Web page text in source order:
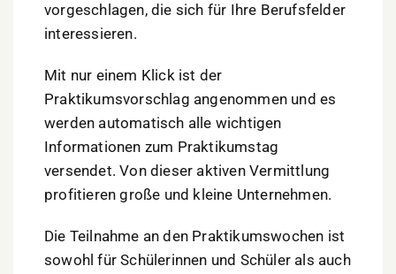
vorgeschlagen, die sich für Ihre Berufsfelder
interessieren.
Mit nur einem Klick ist der
Praktikumsvorschlag angenommen und es
werden automatisch alle wichtigen
Informationen zum Praktikumstag
versendet. Von dieser aktiven Vermittlung
profitieren große und kleine Unternehmen.
Die Teilnahme an den Praktikumswochen ist
sowohl für Schülerinnen und Schüler als auch